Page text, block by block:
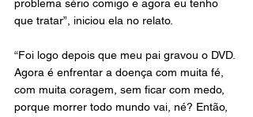
problema sério comigo e agora eu tenho
que tratar”, iniciou ela no relato.
“Foi logo depois que meu pai gravou o DVD.
Agora é enfrentar a doença com muita fé,
com muita coragem, sem ficar com medo,
porque morrer todo mundo vai, né? Então,